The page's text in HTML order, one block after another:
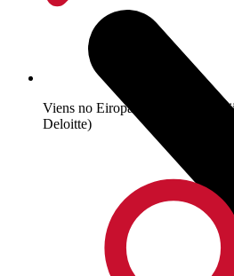
Viens no Eiropas straujāk
Deloitte)